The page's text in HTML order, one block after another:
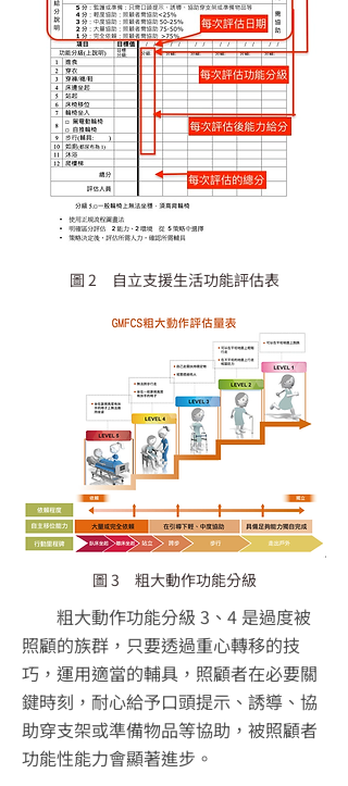
圖 2 自立支援生活功能評估表
圖 3 粗大動作功能分級
粗大動作功能分級 3、4 是過度被
照顧的族群，只要透過重心轉移的技
巧，運用適當的輔具，照顧者在必要關
鍵時刻，耐心給予口頭提示、誘導、協
助穿支架或準備物品等協助，被照顧者
功能性能力會顯著進步。